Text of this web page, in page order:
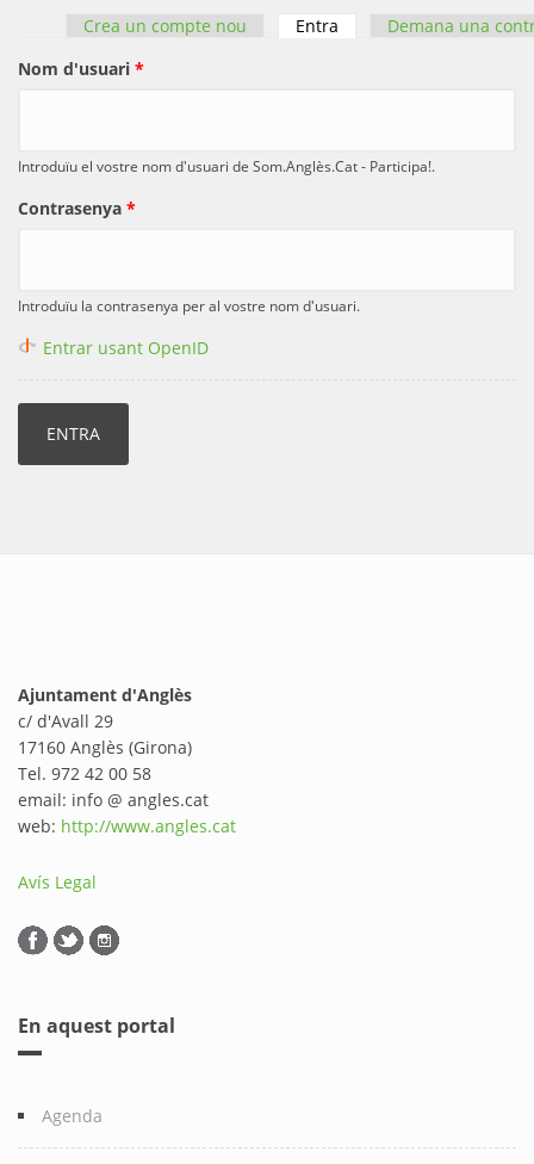
Pestanyes primàries
Crea un compte nou Entra (pestanya activa)
Demana una
Nom d'usuari *
Introduïu el vostre nom d'usuari de Som.Anglès.Cat - Participa!.
Contrasenya *
Introduïu la contrasenya per al vostre nom d'usuari.
Entrar usant OpenID
Ajuntament d'Anglès
c/ d'Avall 29
17160 Anglès (Girona)
Tel. 972 42 00 58
email: info @ angles.cat
web: http://www.angles.cat
Avís Legal
En aquest portal
Agenda